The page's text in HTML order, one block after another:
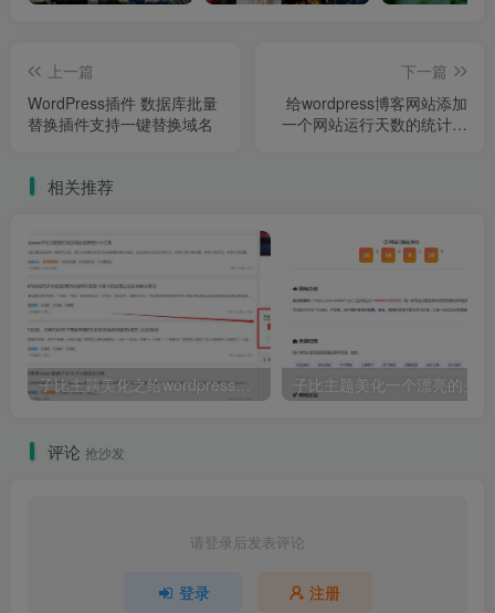
上一篇
WordPress插件 数据库批量
替换插件支持一键替换域名
下一篇
给wordpress博客网站添加
一个网站运行天数的统计代
相关推荐
子比主题美化之给wordpress侧边栏添加百度一下协助SEO优化
评论 抢沙发
请登录后发表评论
登录 注册